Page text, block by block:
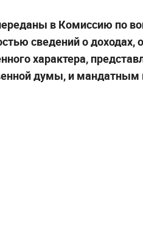
в Комиссию по
сведений о доходах,
характера,
думы, и мандатным